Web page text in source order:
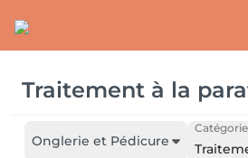
Traitement à la
Onglerie et Pédicure